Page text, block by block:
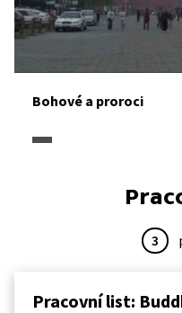
Bohové a proroci
3
Pracovní list: